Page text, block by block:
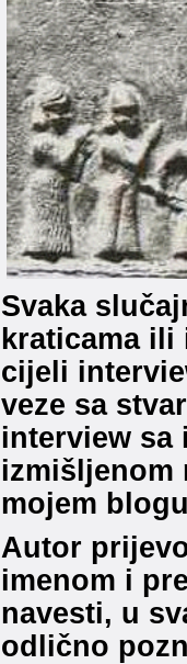
Svaka
kraticama ili
cijeli
veze sa
interview sa
izmišljenom
mojem
Autor
imenom i
navesti, u
odlično